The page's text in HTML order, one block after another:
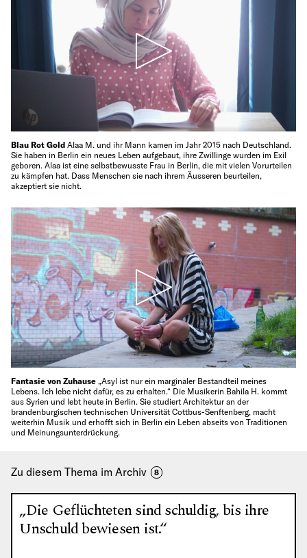
Blau Rot Gold Alaa M. und ihr Mann kamen im Jahr 2015 nach Deutschland.
Sie haben in Berlin ein neues Leben aufgebaut, ihre Zwillinge wurden im Exil
geboren. Alaa ist eine selbstbewusste Frau in Berlin, die mit vielen Vorurteilen
zu kämpfen hat. Dass Menschen sie nach ihrem Äusseren beurteilen,
akzeptiert sie nicht.
Fantasie von Zuhause „Asyl ist nur ein marginaler Bestandteil meines
Lebens. Ich lebe nicht dafür, es zu erhalten.“ Die Musikerin Bahila H. kommt
aus Syrien und lebt heute in Berlin. Sie studiert Architektur an der
brandenburgischen technischen Universität Cottbus-Senftenberg, macht
weiterhin Musik und erhofft sich in Berlin ein Leben abseits von Traditionen
und Meinungsunterdrückung.
Zu diesem Thema im Archiv 8
„Die Geflüchteten sind schuldig, bis ihre
Unschuld bewiesen ist.“